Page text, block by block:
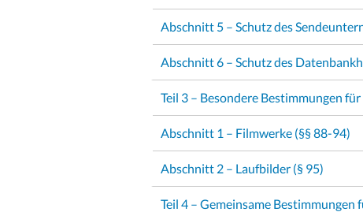
Abschnitt 5 – Schutz des
Abschnitt 6 – Schutz des
Teil 3 – Besondere Bestimmungen
Abschnitt 1 – Filmwerke (§§ 88-94)
Abschnitt 2 – Laufbilder (§ 95)
Teil 4 – Gemeinsame